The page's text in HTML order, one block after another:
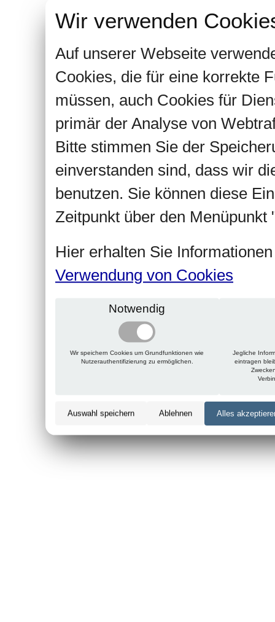
Wir verwenden
Auf unserer Webseite
Cookies, die für eine korrekte
müssen, auch Cookies für
primär der Analyse von
Bitte stimmen Sie der
einverstanden sind, dass wir
benutzen. Sie können diese
Zeitpunkt über den Menüpunkt
Hier erhalten Sie
Verwendung von Cookies
Notwendig
Wir speichern Cookies um Grundfunktionen wie
Nutzerauthentifizierung zu ermöglichen.
Jegliche
eintragen
Auswahl speichern Ablehnen Alles